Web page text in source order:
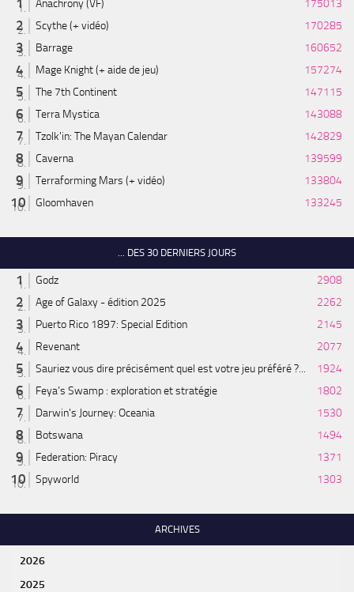
Anachrony (VF)
175013
Scythe (+ vidéo)
170285
Barrage
160652
Mage Knight (+ aide de jeu)
157274
The 7th Continent
147115
Terra Mystica
143088
Tzolk'in: The Mayan Calendar
142829
Caverna
139599
Terraforming Mars (+ vidéo)
133804
Gloomhaven
133245
... DES 30 DERNIERS JOURS
Godz
2908
Age of Galaxy - édition 2025
2262
Puerto Rico 1897: Special Edition
2145
Revenant
2077
Sauriez vous dire précisément quel est votre jeu préféré ?...
1924
Feya’s Swamp : exploration et stratégie
1802
Darwin's Journey: Oceania
1530
Botswana
1494
Federation: Piracy
1371
Spyworld
1303
ARCHIVES
2026
2025